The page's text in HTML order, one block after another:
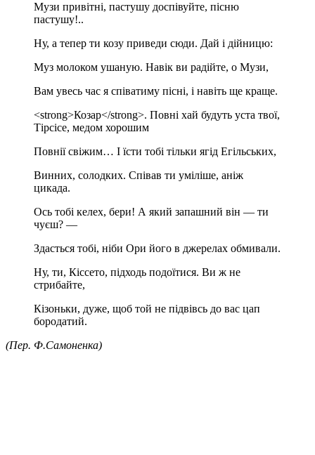
Музи привітні, пастушу доспівуйте, пісню
пастушу!..
Ну, а тепер ти козу приведи сюди. Дай і дійницю:
Муз молоком ушаную. Навік ви радійте, о Музи,
Вам увесь час я співатиму пісні, і навіть ще краще.
<strong>Козар</strong>. Повні хай будуть уста твої,
Тірсісе, медом хорошим
Повнії свіжим… І їсти тобі тільки ягід Егільських,
Винних, солодких. Співав ти уміліше, аніж
цикада.
Ось тобі келех, бери! А який запашний він — ти
чуєш? —
Здасться тобі, ніби Ори його в джерелах обмивали.
Ну, ти, Кіссето, підходь подоїтися. Ви ж не
стрибайте,
Кізоньки, дуже, щоб той не підвівсь до вас цап
бородатий.
(Пер. Ф.Самоненка)